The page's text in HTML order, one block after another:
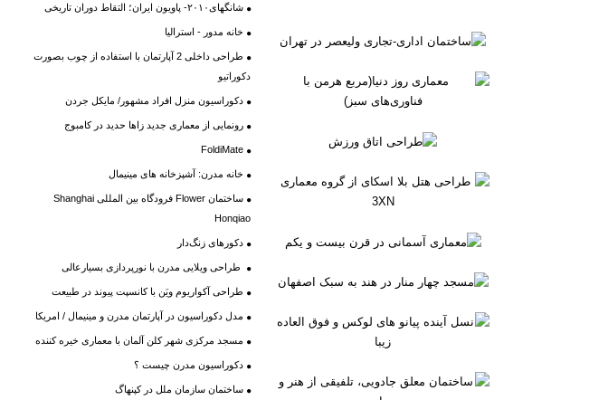
شانگهای۲۰۱۰- پاویون ایران؛ التقاط دوران تاریخی
خانه مدور - استرالیا
طراحی داخلی 2 آپارتمان با استفاده از چوب بصورت
دکوراتیو
دکوراسیون منزل افراد مشهور/ مایکل جردن
رونمایی از معماری جدید زاها حدید در کامبوج
FoldiMate
خانه مدرن: آشپزخانه های مینیمال
ساختمان Flower فرودگاه بین المللی Shanghai
Honqiao
دکورهای زنگ‌دار
طراحی ویلایی مدرن با نورپردازی بسیارعالی
طراحی آکواریوم ویَن با کانسپت پیوند در طبیعت
مدل دکوراسیون در آپارتمان مدرن و مینیمال / امریکا
مسجد مرکزی شهر کلن آلمان با معماری خیره کننده
دکوراسیون مدرن چیست ؟
ساختمان سازمان ملل در کپنهاگ